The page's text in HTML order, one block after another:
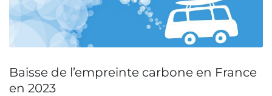
Baisse de l’empreinte carbone en France
en 2023